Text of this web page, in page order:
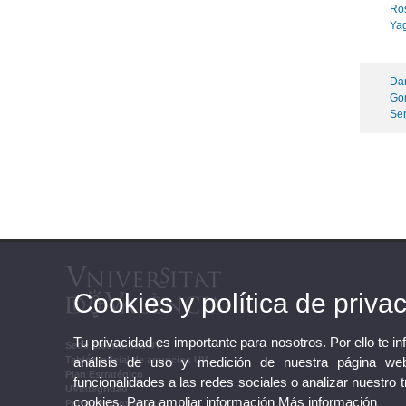
Sede Electrónica UV
Tablón oficial de anuncios UV
Plan Estratégico
UVintegridad
Perfil de contratante
Cookies y política de
Tu privacidad es importante para nosotros. Por ello te
análisis de uso y medición de nuestra página
funcionalidades a las redes sociales o analizar
cookies. Para ampliar información Más información